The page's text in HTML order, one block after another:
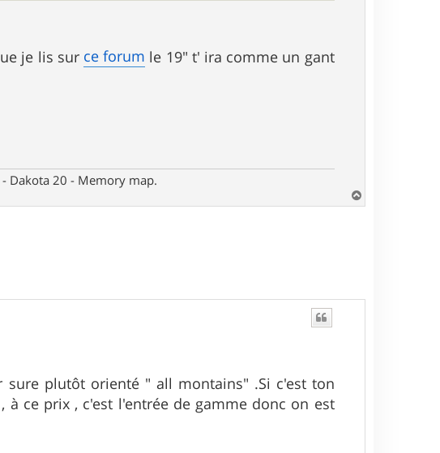
je lis sur ce forum le 19" t' ira comme un gant
Dakota 20 - Memory map.
a
sure plutôt orienté " all montains" .Si c'est ton
ce prix , c'est l'entrée de gamme donc on est